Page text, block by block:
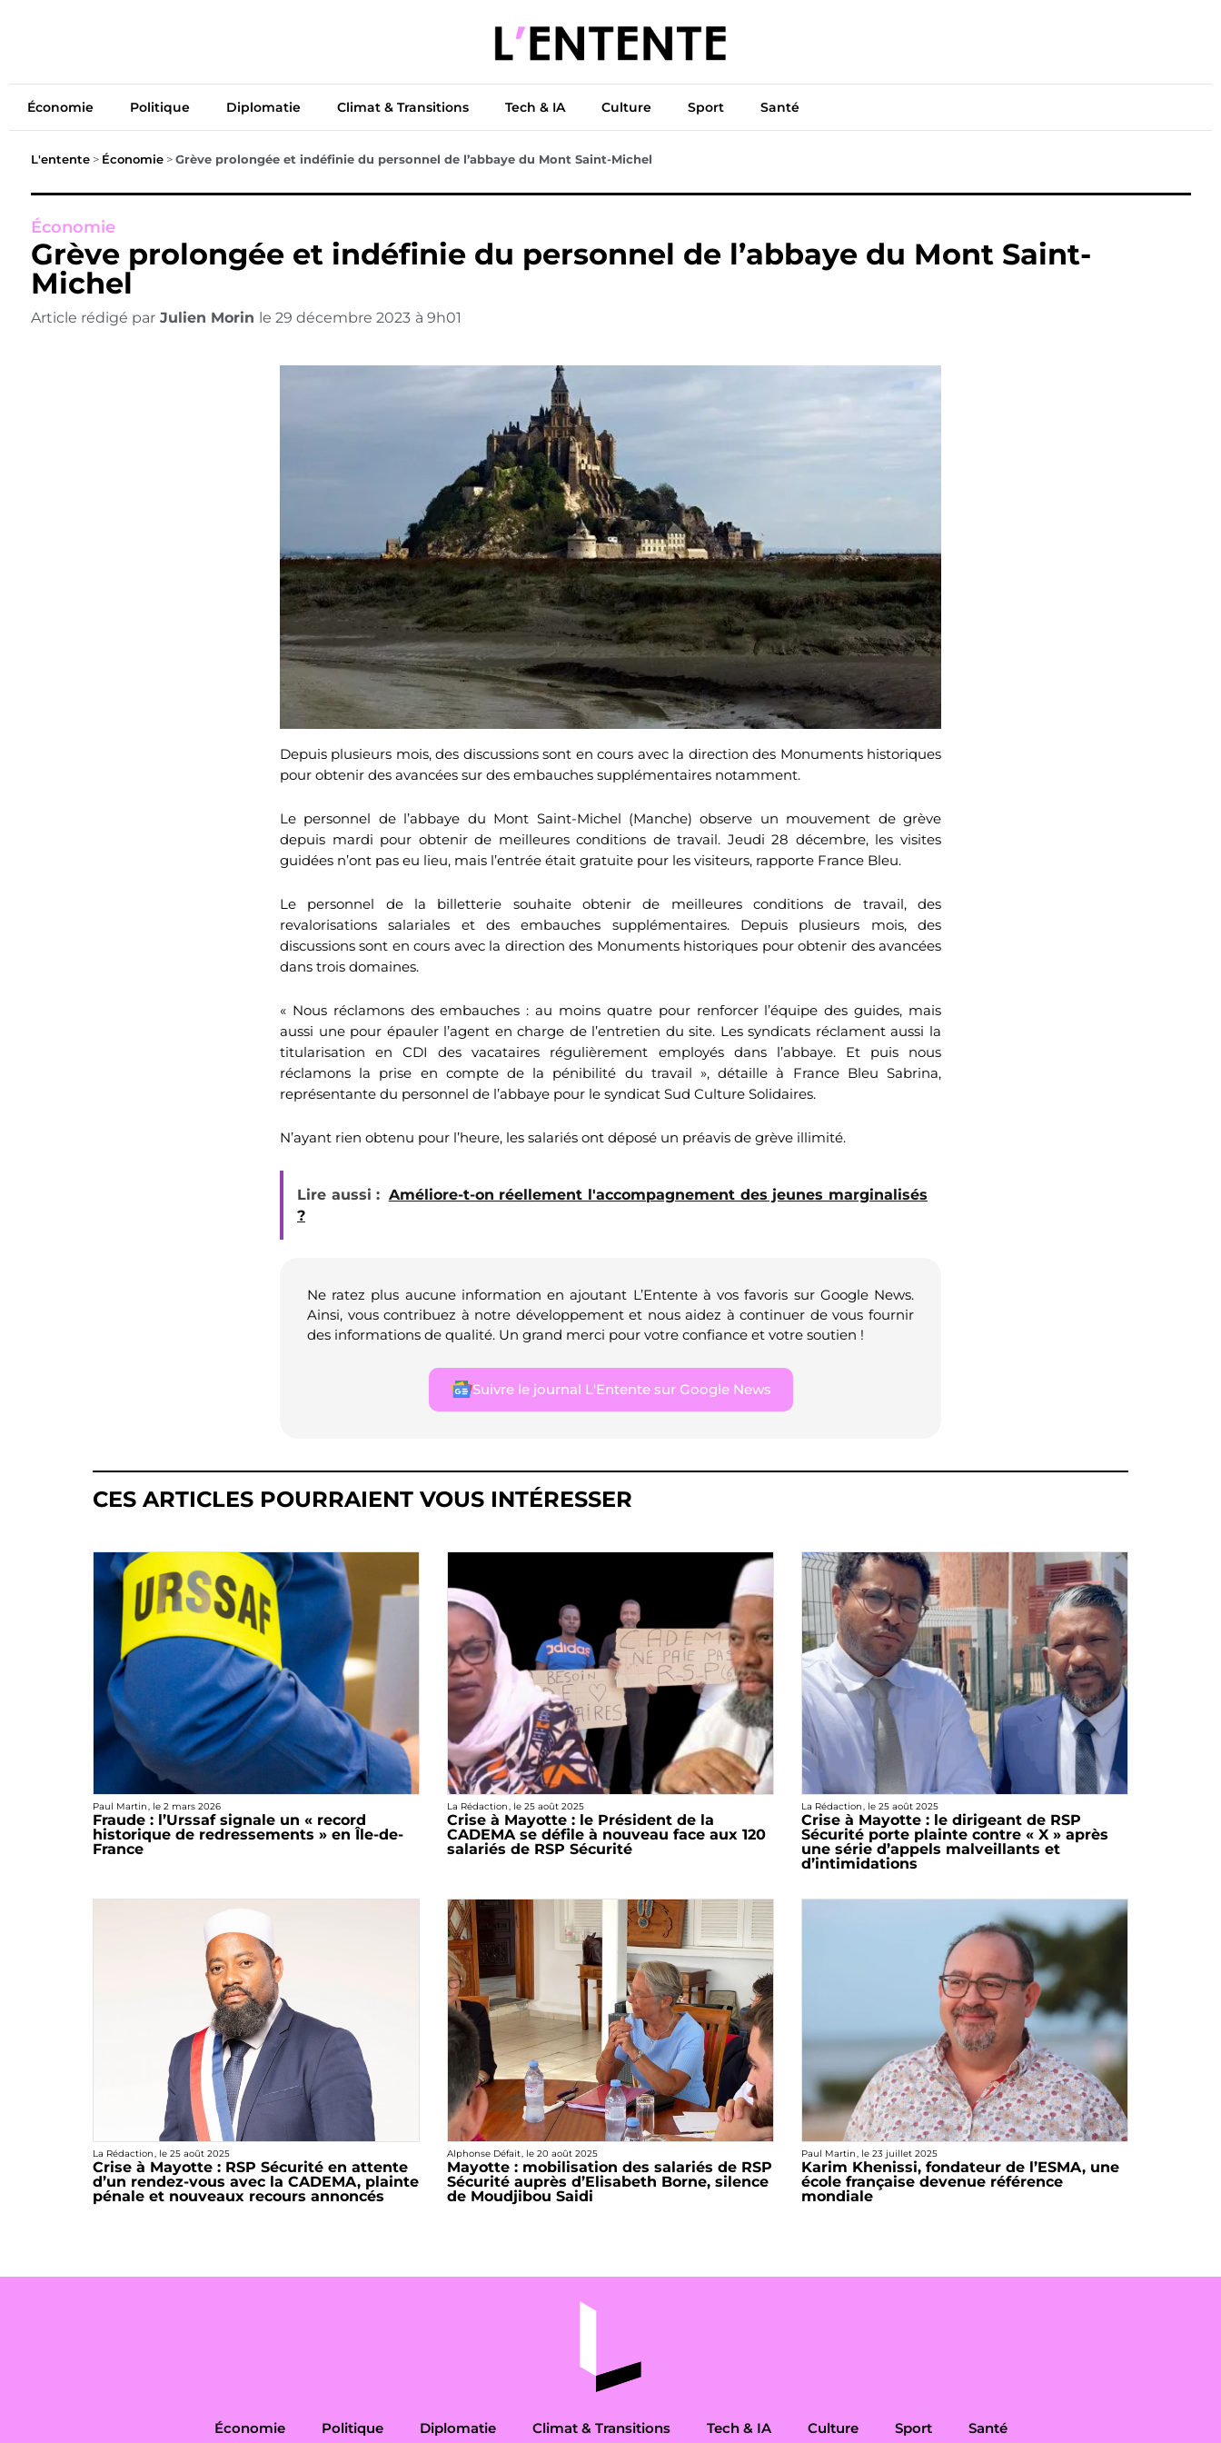
Diplomatie Climat & Transitions Tech & IA
Économie Politique Diplomatie Climat & Transitions Tech & IA Culture Sport Santé
L'entente> Économie> Grève prolongée et indéfinie du personnel de l’abbaye du Mont Saint-Michel
Économie
Grève prolongée et indéfinie du personnel de l’abbaye du Mont Saint-
Michel
Article rédigé par Julien Morin le 29 décembre 2023 à 9h01
Depuis plusieurs mois, des discussions sont en cours avec la direction des Monuments historiques
pour obtenir des avancées sur des embauches supplémentaires notamment.
Le personnel de l’abbaye du Mont Saint-Michel (Manche) observe un mouvement de grève
depuis mardi pour obtenir de meilleures conditions de travail. Jeudi 28 décembre, les visites
guidées n’ont pas eu lieu, mais l’entrée était gratuite pour les visiteurs, rapporte France Bleu.
Le personnel de la billetterie souhaite obtenir de meilleures conditions de travail, des
revalorisations salariales et des embauches supplémentaires. Depuis plusieurs mois, des
discussions sont en cours avec la direction des Monuments historiques pour obtenir des avancées
dans trois domaines.
« Nous réclamons des embauches : au moins quatre pour renforcer l’équipe des guides, mais
aussi une pour épauler l’agent en charge de l’entretien du site. Les syndicats réclament aussi la
titularisation en CDI des vacataires régulièrement employés dans l’abbaye. Et puis nous
réclamons la prise en compte de la pénibilité du travail », détaille à France Bleu Sabrina,
représentante du personnel de l’abbaye pour le syndicat Sud Culture Solidaires.
N’ayant rien obtenu pour l’heure, les salariés ont déposé un préavis de grève illimité.
Lire aussi : Améliore-t-on réellement l'accompagnement des jeunes marginalisés
?
Ne ratez plus aucune information en ajoutant L’Entente à vos favoris sur Google News.
Ainsi, vous contribuez à notre développement et nous aidez à continuer de vous fournir
des informations de qualité. Un grand merci pour votre confiance et votre soutien !
Suivre le journal L'Entente sur Google News
CES ARTICLES POURRAIENT VOUS INTÉRESSER
Paul Martin, le 2 mars 2026
Fraude : l’Urssaf signale un « record
historique de redressements » en Île-de-
France
La Rédaction, le 25 août 2025
Crise à Mayotte : le Président de la
CADEMA se défile à nouveau face aux 120
salariés de RSP Sécurité
La Rédaction, le 25 août 2025
Crise à Mayotte : le dirigeant de RSP
Sécurité porte plainte contre « X » après
une série d’appels malveillants et
d’intimidations
La Rédaction, le 25 août 2025
Crise à Mayotte : RSP Sécurité en attente
d’un rendez-vous avec la CADEMA, plainte
pénale et nouveaux recours annoncés
Alphonse Défait, le 20 août 2025
Mayotte : mobilisation des salariés de RSP
Sécurité auprès d’Elisabeth Borne, silence
de Moudjibou Saidi
Paul Martin, le 23 juillet 2025
Karim Khenissi, fondateur de l’ESMA, une
école française devenue référence
mondiale
Économie Politique Diplomatie Climat & Transitions Tech & IA Culture Sport Santé